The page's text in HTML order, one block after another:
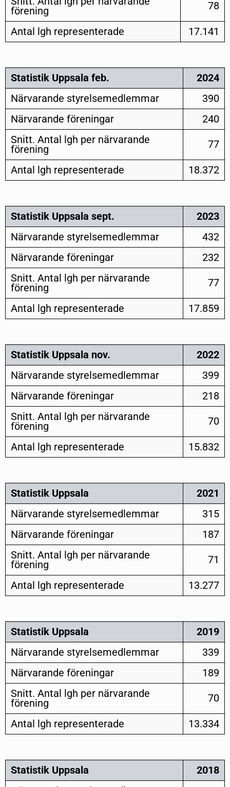
förening 78
Antal lgh representerade 17.141
Statistik Uppsala feb.
2024
Närvarande styrelsemedlemmar
390
Närvarande föreningar
240
Snitt. Antal lgh per närvarande
förening 77
Antal lgh representerade 18.372
Statistik Uppsala sept.
2023
Närvarande styrelsemedlemmar
432
Närvarande föreningar
232
Snitt. Antal lgh per närvarande
förening 77
Antal lgh representerade 17.859
Statistik Uppsala nov.
2022
Närvarande styrelsemedlemmar
399
Närvarande föreningar
218
Snitt. Antal lgh per närvarande
förening 70
Antal lgh representerade 15.832
Statistik Uppsala
2021
Närvarande styrelsemedlemmar
315
Närvarande föreningar
187
Snitt. Antal lgh per närvarande
förening 71
Antal lgh representerade 13.277
Statistik Uppsala
2019
Närvarande styrelsemedlemmar
339
Närvarande föreningar
189
Snitt. Antal lgh per närvarande
förening 70
Antal lgh representerade 13.334
Statistik Uppsala
2018